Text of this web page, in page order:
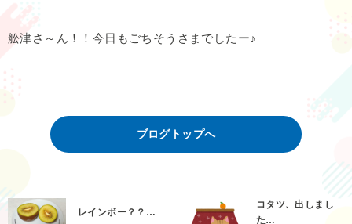
舩津さ～ん！！今日もごちそうさまでしたー♪
ブログトップへ
レインボー？？…
コタツ、出しまし
た…